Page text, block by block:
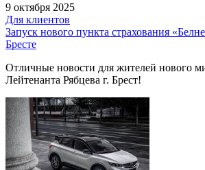
9 октября 2025
Для клиентов
Запуск нового пункта страхования
Бресте
Отличные новости для жителей нового
Лейтенанта Рябцева г. Брест!